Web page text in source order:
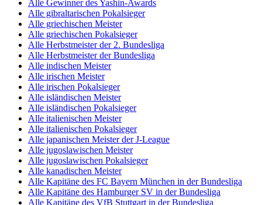
Alle Gewinner des Yashin-Awards
Alle gibraltarischen Pokalsieger
Alle griechischen Meister
Alle griechischen Pokalsieger
Alle Herbstmeister der 2. Bundesliga
Alle Herbstmeister der Bundesliga
Alle indischen Meister
Alle irischen Meister
Alle irischen Pokalsieger
Alle isländischen Meister
Alle isländischen Pokalsieger
Alle italienischen Meister
Alle italienischen Pokalsieger
Alle japanischen Meister der J-League
Alle jugoslawischen Meister
Alle jugoslawischen Pokalsieger
Alle kanadischen Meister
Alle Kapitäne des FC Bayern München in der Bundesliga
Alle Kapitäne des Hamburger SV in der Bundesliga
Alle Kapitäne des VfB Stuttgart in der Bundesliga